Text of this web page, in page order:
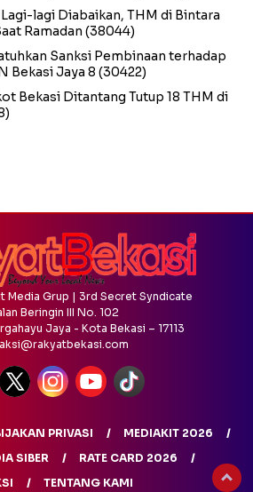
lagi Diabaikan, THM di Bintara
Ramadan (38044)
Sanksi Pembinaan terhadap
Bekasi Jaya 8 (30422)
Bekasi Ditantang Tutup 18 THM di
Media Grup | 3rd Secret Syndicate
Beringin III No. 102
Jaya - Kota Bekasi – 17113
PRIVASI
MEDIAKIT 2026
SIBER
RATE CARD 2026
TENTANG KAMI